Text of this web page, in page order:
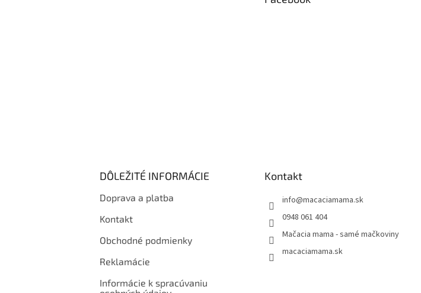
DÔLEŽITÉ INFORMÁCIE
Doprava a platba
Kontakt
Obchodné podmienky
Reklamácie
Informácie k spracúvaniu
Kontakt
info@macaciamama.sk
0948 061 404
Mačacia mama - samé mačkoviny
macaciamama.sk